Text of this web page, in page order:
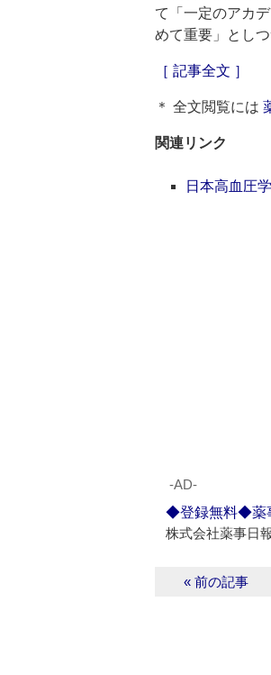
て「一定のアカ
めて重要」とし
［ 記事全文 ］
＊ 全文閲覧には
関連リンク
日本高血圧
‐AD‐
◆登録無料◆薬
株式会社薬事日
« 前の記事